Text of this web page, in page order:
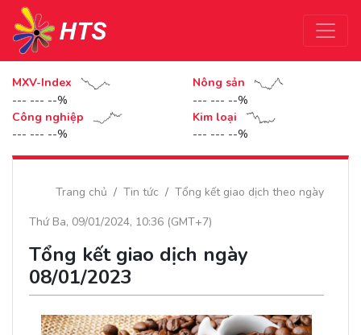
MXV-Index
--- --- --%
Nông sản
--- --- --%
Công nghiệp
--- --- --%
Kim loại
--- --- --%
Trang chủ Tin tức
Tổng kết giao dịch theo ngày
Thứ Ba, 09/01/2024, 10:36 (GMT+7)
Tổng kết giao dịch ngày
08/01/2023